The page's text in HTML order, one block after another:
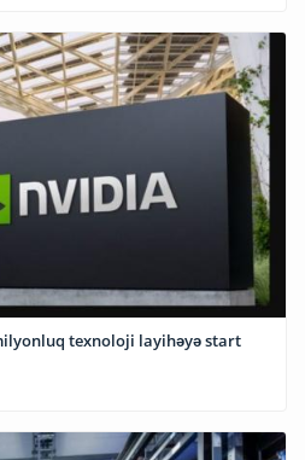
texnoloji layihəyə start